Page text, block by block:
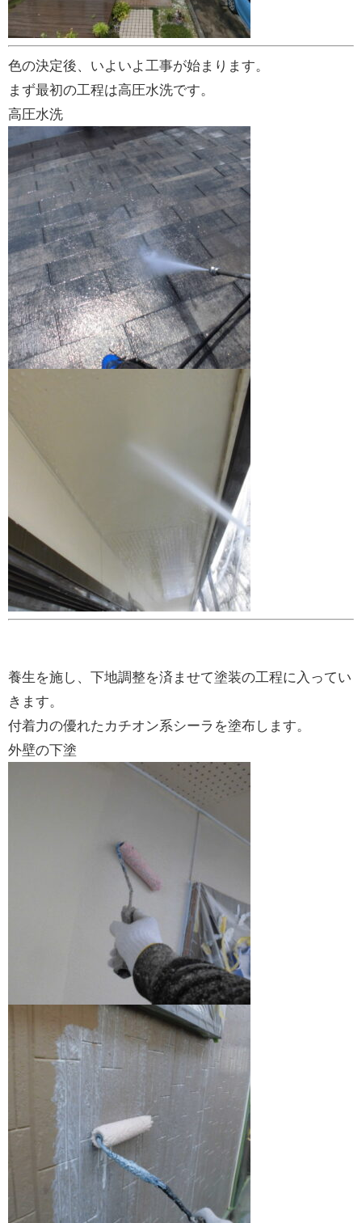
色の決定後、いよいよ工事が始まります。
まず最初の工程は高圧水洗です。
高圧水洗
養生を施し、下地調整を済ませて塗装の工程に入ってい
きます。
付着力の優れたカチオン系シーラを塗布します。
外壁の下塗